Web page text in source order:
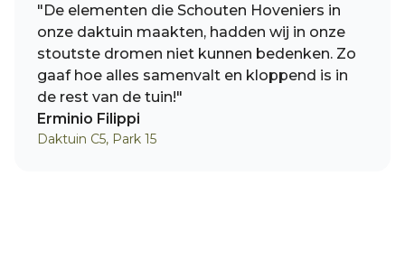
"De elementen die Schouten Hoveniers in
onze daktuin maakten, hadden wij in onze
stoutste dromen niet kunnen bedenken. Zo
gaaf hoe alles samenvalt en kloppend is in
de rest van de tuin!"
Erminio Filippi
Daktuin C5, Park 15